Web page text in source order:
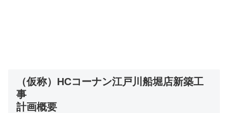
（仮称）HCコーナン江戸川船堀店新築工
事
計画概要